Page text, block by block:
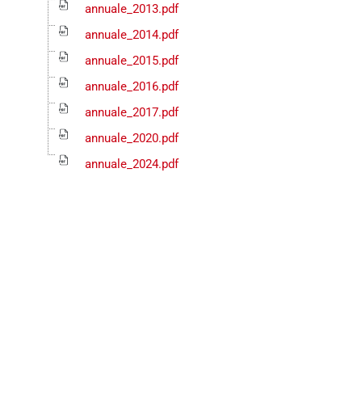
annuale_2013.pdf
annuale_2014.pdf
annuale_2015.pdf
annuale_2016.pdf
annuale_2017.pdf
annuale_2020.pdf
annuale_2024.pdf